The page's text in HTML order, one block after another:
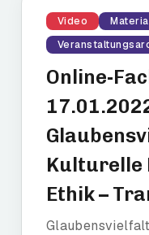
Video
Online-
Kulturelle
Ethik –